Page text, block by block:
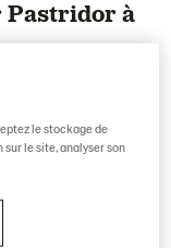
à
le stockage de
le site, analyser son